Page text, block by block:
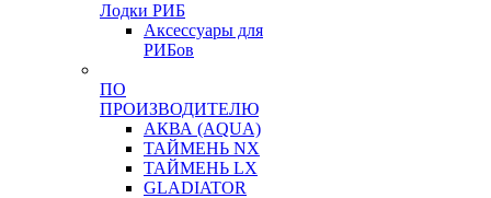
Лодки РИБ
Аксессуары для
РИБов
ПО
ПРОИЗВОДИТЕЛЮ
АКВА (AQUA)
ТАЙМЕНЬ NX
ТАЙМЕНЬ LX
GLADIATOR